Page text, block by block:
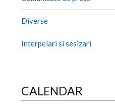
Diverse
Interpelari si sesizari
CALENDAR